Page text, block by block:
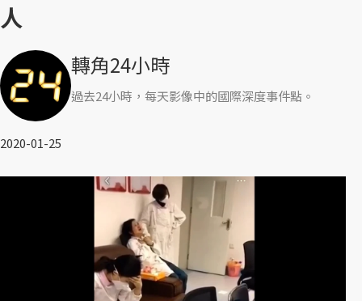
人
轉角24小時
過去24小時，每天影像中的國際深度事件點。
2020-01-25